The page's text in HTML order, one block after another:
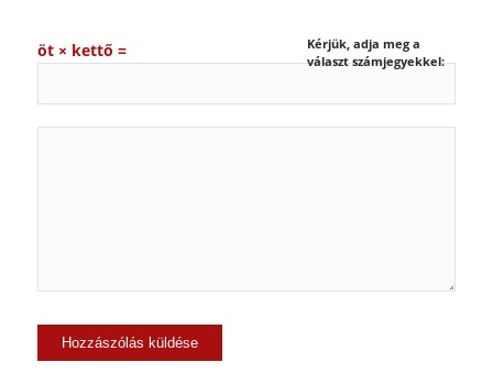
Kérjük, adja meg a
választ számjegyekkel:
öt × kettő =